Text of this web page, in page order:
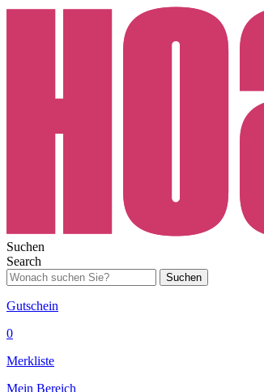
Suchen
Search
Suchen
Gutschein
0
Merkliste
Mein Bereich